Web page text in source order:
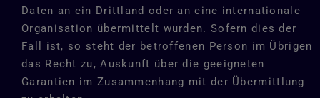
Daten an ein Drittland oder an eine internationale
Organisation übermittelt wurden. Sofern dies der
Fall ist, so steht der betroffenen Person im Übrigen
das Recht zu, Auskunft über die geeigneten
Garantien im Zusammenhang mit der Übermittlung